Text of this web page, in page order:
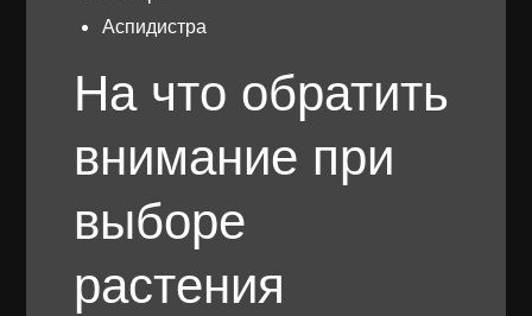
Аспидистра
На что обратить
внимание при
выборе
растения